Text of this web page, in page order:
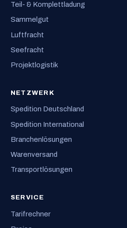
Teil- & Komplettladung
Sammelgut
Luftfracht
Seefracht
Projektlogistik
NETZWERK
Spedition Deutschland
Spedition International
Branchenlösungen
Warenversand
Transportlösungen
SERVICE
Tarifrechner